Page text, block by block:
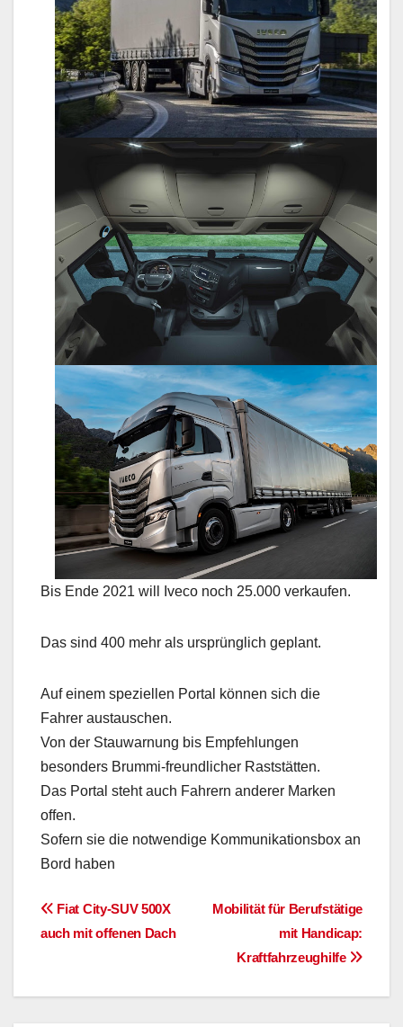
Bis Ende 2021 will Iveco noch 25.000 verkaufen.
Das sind 400 mehr als ursprünglich geplant.
Auf einem speziellen Portal können sich die
Fahrer austauschen.
Von der Stauwarnung bis Empfehlungen
besonders Brummi-freundlicher Raststätten.
Das Portal steht auch Fahrern anderer Marken
offen.
Sofern sie die notwendige Kommunikationsbox an
Bord haben
Beitragsnavigation
Mobilität für Berufstätige
mit Handicap:
Kraftfahrzeughilfe
Fiat City-SUV 500X
auch mit offenen Dach